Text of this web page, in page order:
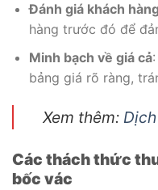
Đánh giá khách hàng
hàng trước đó để
Minh bạch về giá cả
bảng giá rõ ràng,
Xem thêm:
Các thách thức
bốc vác